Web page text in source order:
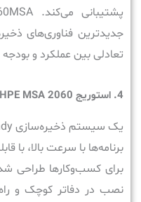
جدیدترین فناوری‌های
تعادلی بین عملکرد و بودجه
4. استوریج HPE MSA 2060:
برنامه‌ها با سرعت بالا، با
برای کسب‌وکارها طراحی
نصب در دفاتر کوچک و